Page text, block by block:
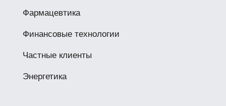
Фармацевтика
Финансовые технологии
Частные клиенты
Энергетика